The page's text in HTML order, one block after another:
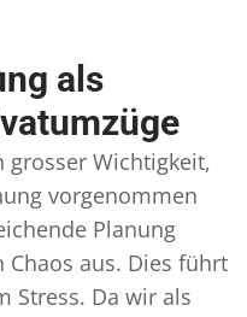
als
grosser Wichtigkeit,
vorgenommen
Planung
aus. Dies führt
Stress. Da wir als